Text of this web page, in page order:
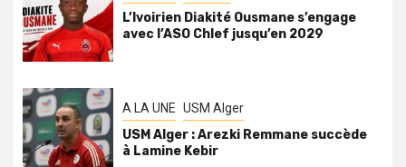
L’Ivoirien Diakité Ousmane s’engage
avec l’ASO Chlef jusqu’en 2029
A LA UNE USM Alger
USM Alger : Arezki Remmane succède
à Lamine Kebir